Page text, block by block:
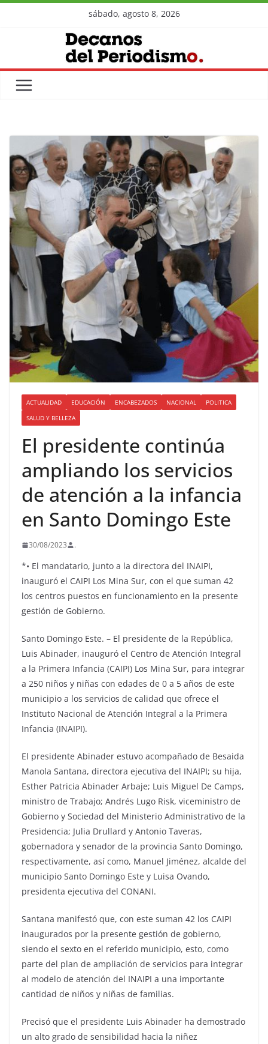
sábado, agosto 8, 2026
ACTUALIDAD EDUCACIÓN ENCABEZADOS NACIONAL
POLITICA
SALUD Y BELLEZA
El presidente continúa
ampliando los servicios
de atención a la infancia
en Santo Domingo Este
30/08/2023 .
*• El mandatario, junto a la directora del INAIPI,
inauguró el CAIPI Los Mina Sur, con el que suman 42
los centros puestos en funcionamiento en la presente
gestión de Gobierno.
Santo Domingo Este. – El presidente de la República,
Luis Abinader, inauguró el Centro de Atención Integral
a la Primera Infancia (CAIPI) Los Mina Sur, para integrar
a 250 niños y niñas con edades de 0 a 5 años de este
municipio a los servicios de calidad que ofrece el
Instituto Nacional de Atención Integral a la Primera
Infancia (INAIPI).
El presidente Abinader estuvo acompañado de Besaida
Manola Santana, directora ejecutiva del INAIPI; su hija,
Esther Patricia Abinader Arbaje; Luis Miguel De Camps,
ministro de Trabajo; Andrés Lugo Risk, viceministro de
Gobierno y Sociedad del Ministerio Administrativo de la
Presidencia; Julia Drullard y Antonio Taveras,
gobernadora y senador de la provincia Santo Domingo,
respectivamente, así como, Manuel Jiménez, alcalde del
municipio Santo Domingo Este y Luisa Ovando,
presidenta ejecutiva del CONANI.
Santana manifestó que, con este suman 42 los CAIPI
inaugurados por la presente gestión de gobierno,
siendo el sexto en el referido municipio, esto, como
parte del plan de ampliación de servicios para integrar
al modelo de atención del INAIPI a una importante
cantidad de niños y niñas de familias.
Precisó que el presidente Luis Abinader ha demostrado
un alto grado de sensibilidad hacia la niñez